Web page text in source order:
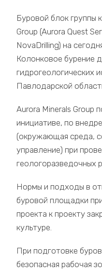
Буровой блок группы
Group (Aurora Quest
NovaDrilling) на
Колонковое бурение
гидрогеологических
Павлодарской
Aurora Minerals Group
инициативе, по
(окружающая среда,
управление) при
геологоразведочных
Нормы и подходы в
буровой площадки
проекта к проекту
культуре.
При подготовке
безопасная рабочая